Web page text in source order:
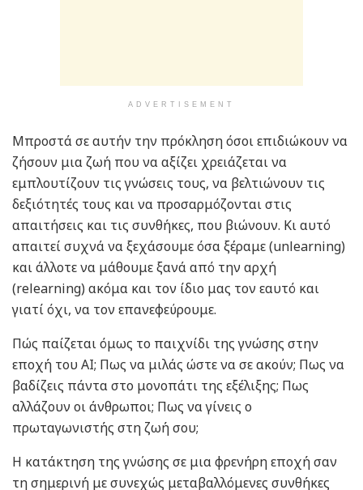
ADVERTISEMENT
Μπροστά σε αυτήν την πρόκληση όσοι επιδιώκουν να
ζήσουν μια ζωή που να αξίζει χρειάζεται να
εμπλουτίζουν τις γνώσεις τους, να βελτιώνουν τις
δεξιότητές τους και να προσαρμόζονται στις
απαιτήσεις και τις συνθήκες, που βιώνουν. Κι αυτό
απαιτεί συχνά να ξεχάσουμε όσα ξέραμε (unlearning)
και άλλοτε να μάθουμε ξανά από την αρχή
(relearning) ακόμα και τον ίδιο μας τον εαυτό και
γιατί όχι, να τον επανεφεύρουμε.
Πώς παίζεται όμως το παιχνίδι της γνώσης στην
εποχή του ΑΙ; Πως να μιλάς ώστε να σε ακούν; Πως να
βαδίζεις πάντα στο μονοπάτι της εξέλιξης; Πως
αλλάζουν οι άνθρωποι; Πως να γίνεις ο
πρωταγωνιστής στη ζωή σου;
Η κατάκτηση της γνώσης σε μια φρενήρη εποχή σαν
τη σημερινή με συνεχώς μεταβαλλόμενες συνθήκες